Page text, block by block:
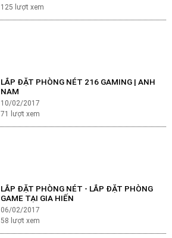
125 lượt xem
LẮP ĐẶT PHÒNG NÉT 216 GAMING | ANH
NAM
10/02/2017
71
lượt xem
LẮP ĐẶT PHÒNG NÉT - LẮP ĐẶT PHÒNG
GAME TẠI GIA HIẾN
06/02/2017
58 lượt xem